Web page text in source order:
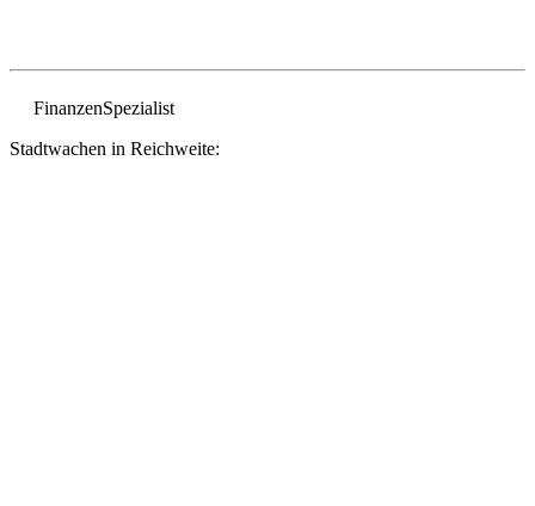
FinanzenSpezialist
Stadtwachen in Reichweite: